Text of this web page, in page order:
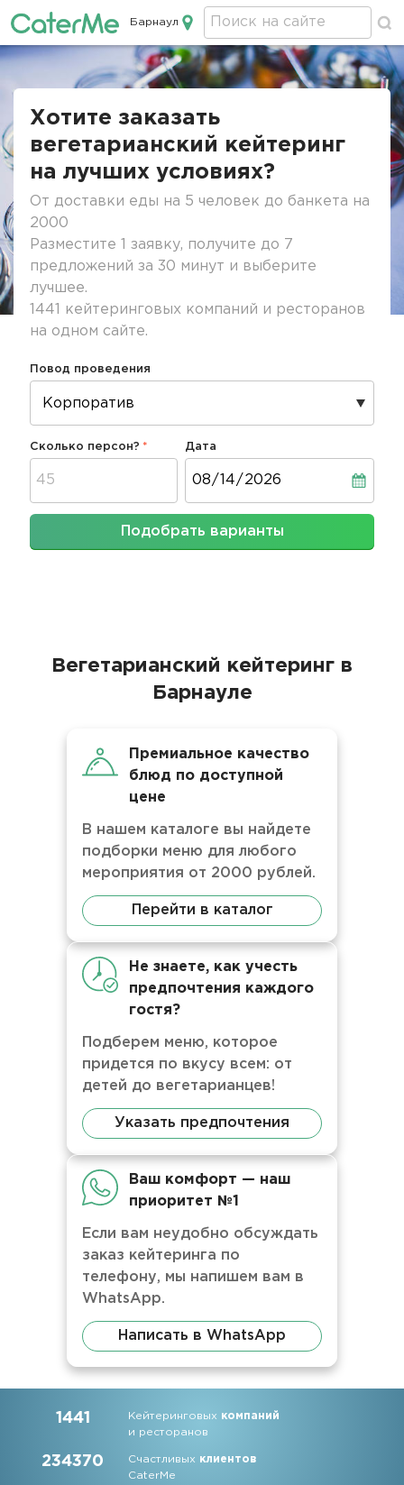
Кейтеринг в Барнауле
Барнаул
Хотите заказать
вегетарианский кейтеринг
на лучших условиях?
От доставки еды на 5 человек до банкета на
2000
Разместите 1 заявку, получите до 7
предложений за 30 минут и выберите
лучшее.
1441 кейтеринговых компаний и ресторанов
на одном сайте.
Повод проведения
Сколько персон? Дата
Подобрать варианты
Вегетарианский кейтеринг в
Барнауле
Премиальное качество
блюд по доступной
цене
В нашем каталоге вы найдете
подборки меню для любого
мероприятия от 2000 рублей.
Перейти в каталог
Не знаете, как учесть
предпочтения каждого
гостя?
Подберем меню, которое
придется по вкусу всем: от
детей до вегетарианцев!
Указать предпочтения
Ваш комфорт — наш
приоритет №1
Если вам неудобно обсуждать
заказ кейтеринга по
телефону, мы напишем вам в
WhatsApp.
Написать в WhatsApp
1441 Кейтеринговых компаний
и ресторанов
234370 Счастливых клиентов
CaterMe